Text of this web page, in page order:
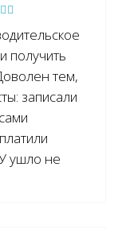
получить
тем,
записали
ушло не